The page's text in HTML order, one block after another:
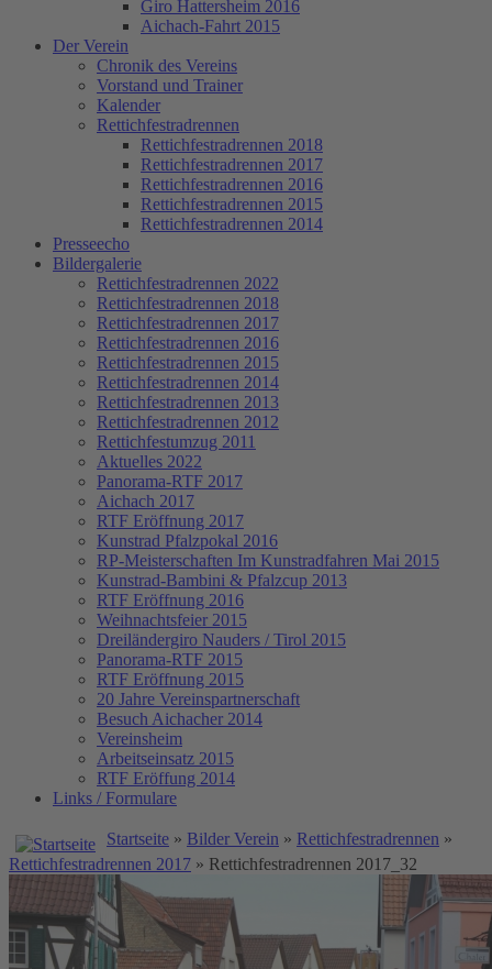
Giro Hattersheim 2016
Aichach-Fahrt 2015
Der Verein
Chronik des Vereins
Vorstand und Trainer
Kalender
Rettichfestradrennen
Rettichfestradrennen 2018
Rettichfestradrennen 2017
Rettichfestradrennen 2016
Rettichfestradrennen 2015
Rettichfestradrennen 2014
Presseecho
Bildergalerie
Rettichfestradrennen 2022
Rettichfestradrennen 2018
Rettichfestradrennen 2017
Rettichfestradrennen 2016
Rettichfestradrennen 2015
Rettichfestradrennen 2014
Rettichfestradrennen 2013
Rettichfestradrennen 2012
Rettichfestumzug 2011
Aktuelles 2022
Panorama-RTF 2017
Aichach 2017
RTF Eröffnung 2017
Kunstrad Pfalzpokal 2016
RP-Meisterschaften Im Kunstradfahren Mai 2015
Kunstrad-Bambini & Pfalzcup 2013
RTF Eröffnung 2016
Weihnachtsfeier 2015
Dreiländergiro Nauders / Tirol 2015
Panorama-RTF 2015
RTF Eröffnung 2015
20 Jahre Vereinspartnerschaft
Besuch Aichacher 2014
Vereinsheim
Arbeitseinsatz 2015
RTF Eröffung 2014
Links / Formulare
Startseite » Bilder Verein » Rettichfestradrennen »
Rettichfestradrennen 2017 » Rettichfestradrennen 2017_32